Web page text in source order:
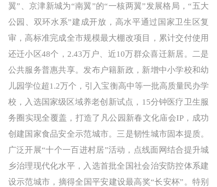
翼”、京津新城为“南翼”的“一核两翼”发展格局，“五大
公园、双环水系”建成开放，高水平通过国家卫生区复
审，高标准完成全市规模最大棚改项目，累计交付使用
还迁小区48个，2.43万户、近10万群众喜迁新居。二是
公共服务普惠共享。发布户籍新政，新增中小学校和幼
儿园学位超1.2万个，引入宝衡高中等一批高质量民办学
校，入选国家级区域养老创新试点，15分钟医疗卫生服
务圈实现全覆盖，打造了凡公园新春文化庙会IP，成功
创建国家食品安全示范城市。三是韧性城市固本提质。
广泛开展“十个一百进村居”活动，点线面网结合提升城
乡治理现代化水平，入选首批全国社会治安防控体系建
设示范城市，摘得全国平安建设最高奖“长安杯”。特别